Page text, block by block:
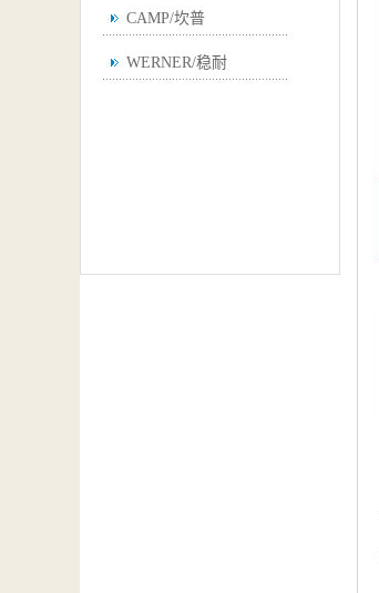
CAMP/坎普
WERNER/稳耐